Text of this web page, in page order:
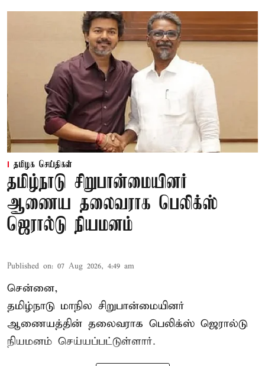
தமிழக செய்திகள்
தமிழ்நாடு சிறுபான்மையினர்
ஆணைய தலைவராக பெலிக்ஸ்
ஜெரால்டு நியமனம்
Published on: 07 Aug 2026, 4:49 am
சென்னை,
தமிழ்நாடு மாநில சிறுபான்மையினர்
ஆணையத்தின் தலைவராக பெலிக்ஸ் ஜெரால்டு
நியமனம் செய்யப்பட்டுள்ளார்.